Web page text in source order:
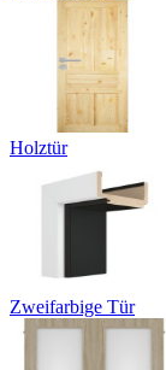
Holztür
Zweifarbige Tür